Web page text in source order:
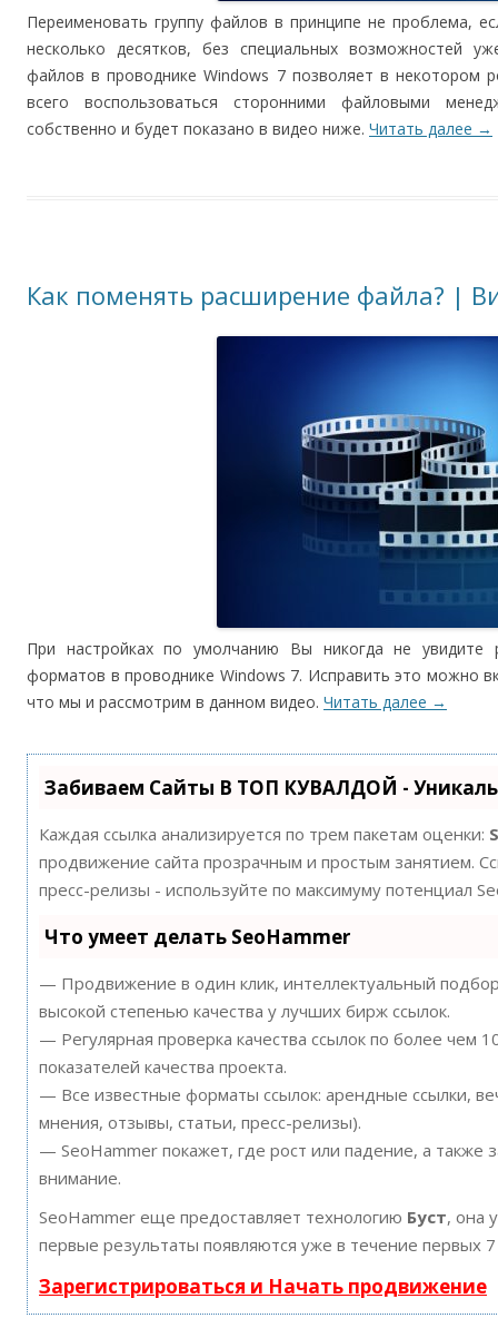
Переименовать группу файлов в принципе не проблема,
несколько десятков, без специальных возможностей
файлов в проводнике Windows 7 позволяет в некотором
всего воспользоваться сторонними файловыми
собственно и будет показано в видео ниже. Читать далее →
Как поменять расширение файла? |
При настройках по умолчанию Вы никогда не увидите
форматов в проводнике Windows 7. Исправить это можно
что мы и рассмотрим в данном видео. Читать далее →
Забиваем Сайты В ТОП КУВАЛДОЙ -
Каждая ссылка анализируется по трем пакетам оценки:
продвижение сайта прозрачным и простым занятием.
пресс-релизы - используйте по максимуму потенциал
Что умеет делать SeoHammer
— Продвижение в один клик, интеллектуальный
высокой степенью качества у лучших бирж ссылок.
— Регулярная проверка качества ссылок по более чем
показателей качества проекта.
— Все известные форматы ссылок: арендные ссылки,
мнения, отзывы, статьи, пресс-релизы).
— SeoHammer покажет, где рост или падение, а также
внимание.
SeoHammer еще предоставляет технологию Буст, она
первые результаты появляются уже в течение первых
Зарегистрироваться и Начать продвижение